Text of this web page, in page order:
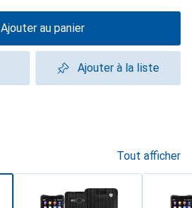
Ajouter au panier
Ajouter à la liste
Tout afficher